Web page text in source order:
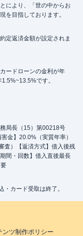
により、「世の中からお
を目指しております。
定返済金額が設定されま
ードローンの金利が年
です。
局長（15）第00218号
金】20.0%（実質年率）
査）【返済方式】借入後残
間・回数】借入直後最長
カード受取は終了。
ンツ制作ポリシー